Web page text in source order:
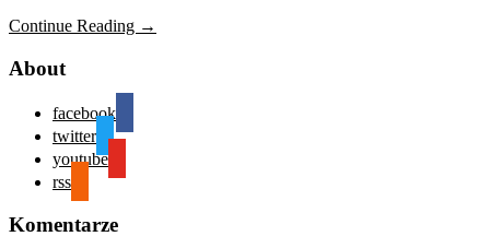
Continue Reading →
About
facebook
twitter
youtube
rss
Komentarze